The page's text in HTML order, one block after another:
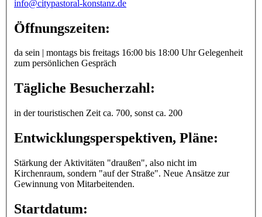
info@citypastoral-konstanz.de
Öffnungszeiten:
da sein | montags bis freitags 16:00 bis 18:00 Uhr Gelegenheit
zum persönlichen Gespräch
Tägliche Besucherzahl:
in der touristischen Zeit ca. 700, sonst ca. 200
Entwicklungsperspektiven, Pläne:
Stärkung der Aktivitäten "draußen", also nicht im
Kirchenraum, sondern "auf der Straße". Neue Ansätze zur
Gewinnung von Mitarbeitenden.
Startdatum: